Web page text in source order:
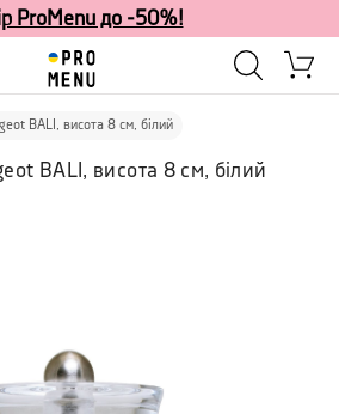
ProMenu до -50%!
BALI, висота 8 см, білий
BALI, висота 8 см, білий